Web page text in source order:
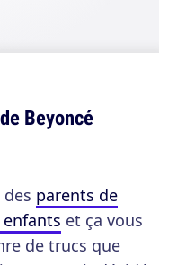
Beyoncé
parents de
et ça vous
de trucs que